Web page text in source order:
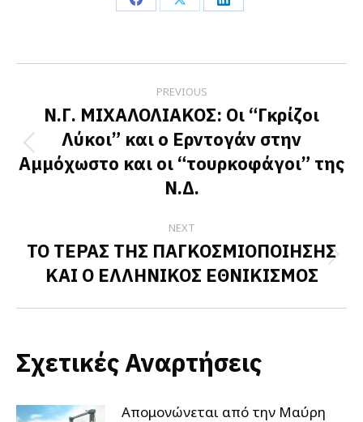
Share
Facebook
Share
X
Share
LinkedIn
navigation
PREVIOUS
Previous
post:
Ν.Γ. ΜΙΧΑΛΟΛΙΑΚΟΣ: Οι “Γκρίζοι
Λύκοι” και ο Ερντογάν στην
Αμμόχωστο και οι “τουρκοφάγοι” της
Ν.Δ.
NEXT
Next
post:
ΤΟ ΤΕΡΑΣ ΤΗΣ ΠΑΓΚΟΣΜΙΟΠΟΙΗΣΗΣ
ΚΑΙ Ο ΕΛΛΗΝΙΚΟΣ ΕΘΝΙΚΙΣΜΟΣ
Σχετικές Αναρτήσεις
Απομονώνεται από την Μαύρη